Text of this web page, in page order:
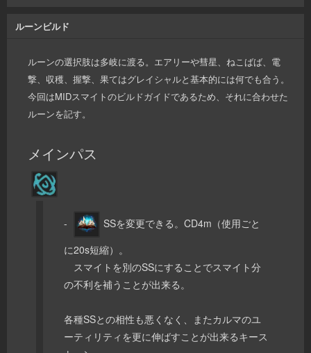
ルーンビルド
ルーンの選択肢は多岐に渡る。エアリーや彗星、ねこばば、電
撃、収穫、握撃、果てはグレイシャルと基本的には何でも合う。
今回はMIDスマイトのビルドガイドであるため、それに合わせた
ルーンを記す。
メインパス
-
SSを変更できる。CD4m（使用ごと
に20s短縮）。
スマイトを別のSSにすることでスマイト分
の不利を補うことが出来る。
各種SSとの相性も悪くなく、またカルマのユ
ーティリティを更に伸ばすことが出来るキース